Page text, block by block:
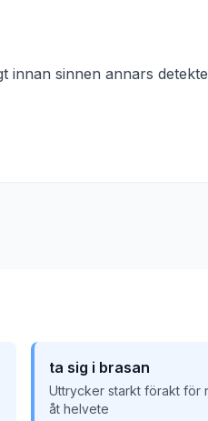
innan sinnen annars
ta sig i brasan
Uttrycker starkt förakt för
åt helvete